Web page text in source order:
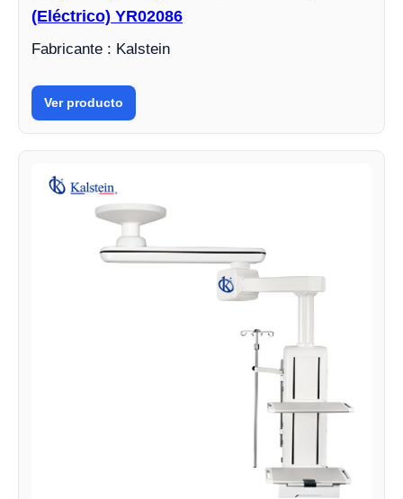
(Eléctrico) YR02086
Fabricante : Kalstein
Ver producto